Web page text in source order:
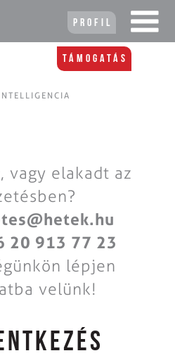
Profil
Támogatás
vagy elakadt az
20 913 77 23
lépjen
velünk!